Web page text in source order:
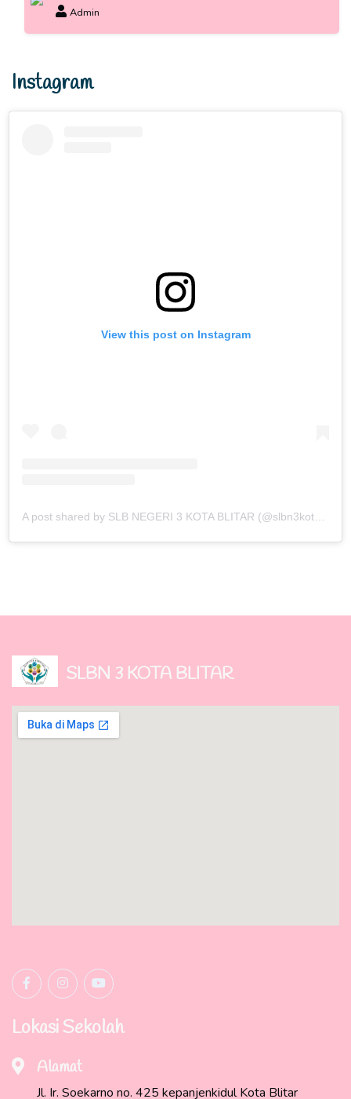
Admin
Instagram
View this post on Instagram
A post shared by SLB NEGERI 3 KOTA BLITAR (@slbn3kotablitar)
SLBN 3 KOTA BLITAR
Lokasi Sekolah
Alamat
Jl. Ir. Soekarno no. 425 kepanjenkidul Kota Blitar